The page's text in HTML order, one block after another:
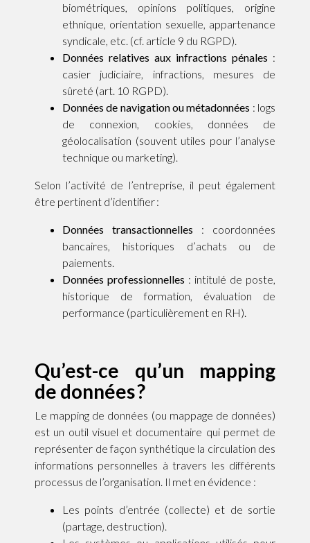
biométriques, opinions politiques, origine
ethnique, orientation sexuelle, appartenance
syndicale, etc. (cf. article 9 du RGPD).
Données relatives aux infractions pénales :
casier judiciaire, infractions, mesures de
sûreté (art. 10 RGPD).
Données de navigation ou métadonnées : logs
de connexion, cookies, données de
géolocalisation (souvent utiles pour l’analyse
technique ou marketing).
Selon l’activité de l’entreprise, il peut également
être pertinent d’identifier :
Données transactionnelles : coordonnées
bancaires, historiques d’achats ou de
paiements.
Données professionnelles : intitulé de poste,
historique de formation, évaluation de
performance (particulièrement en RH).
Qu’est-ce qu’un mapping
de données ?
Le mapping de données (ou mappage de données)
est un outil visuel et documentaire qui permet de
représenter de façon synthétique la circulation des
informations personnelles à travers les différents
processus de l’organisation. Il met en évidence :
Les points d’entrée (collecte) et de sortie
(partage, destruction).